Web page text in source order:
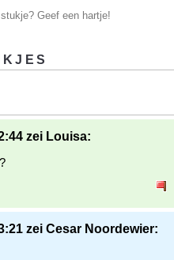
Geef een hartje!
zei Louisa:
zei Cesar Noordewier: